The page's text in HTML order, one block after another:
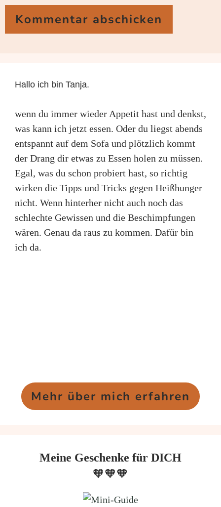
Hallo ich bin Tanja.
wenn du immer wieder Appetit hast und denkst,
was kann ich jetzt essen. Oder du liegst abends
entspannt auf dem Sofa und plötzlich kommt
der Drang dir etwas zu Essen holen zu müssen.
Egal, was du schon probiert hast, so richtig
wirken die Tipps und Tricks gegen Heißhunger
nicht. Wenn hinterher nicht auch noch das
schlechte Gewissen und die Beschimpfungen
wären. Genau da raus zu kommen. Dafür bin
ich da.
Mehr über mich erfahren
Meine Geschenke für DICH
🧡🧡🧡